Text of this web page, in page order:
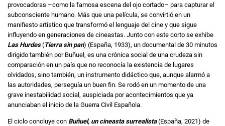
provocadoras –como la famosa escena del ojo cortado– para capturar el
subconsciente humano. Más que una película, se convirtió en un
manifiesto artístico que transformó el lenguaje del cine y que sigue
influyendo en generaciones de cineastas. Junto con este corto se exhibe
Las Hurdes(Tierra sin pan) (España, 1933), un documental de 30 minutos
dirigido también por Buñuel, es una crónica social de una crudeza sin
comparación en un país que no reconocía la existencia de lugares
olvidados, sino también, un instrumento didáctico que, aunque alarmó a
las autoridades, perseguía un buen fin. Se rodó en un momento de una
grave inestabilidad social, auspiciada por acontecimientos que ya
anunciaban el inicio de la Guerra Civil Española.
El ciclo concluye con Buñuel, un cineasta surrealista(España, 2021) de